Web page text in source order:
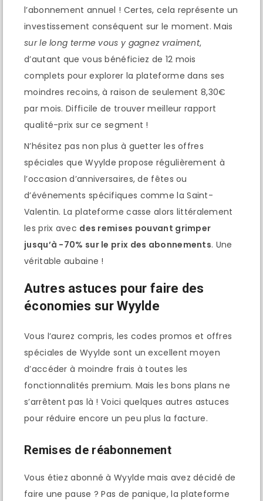
l’abonnement annuel ! Certes, cela représente un
investissement conséquent sur le moment. Mais
sur le long terme vous y gagnez vraiment,
d’autant que vous bénéficiez de 12 mois
complets pour explorer la plateforme dans ses
moindres recoins, à raison de seulement 8,30€
par mois. Difficile de trouver meilleur rapport
qualité-prix sur ce segment !
N’hésitez pas non plus à guetter les offres
spéciales que Wyylde propose régulièrement à
l’occasion d’anniversaires, de fêtes ou
d’événements spécifiques comme la Saint-
Valentin. La plateforme casse alors littéralement
les prix avec des remises pouvant grimper
jusqu’à -70% sur le prix des abonnements. Une
véritable aubaine !
Autres astuces pour faire des
économies sur Wyylde
Vous l’aurez compris, les codes promos et offres
spéciales de Wyylde sont un excellent moyen
d’accéder à moindre frais à toutes les
fonctionnalités premium. Mais les bons plans ne
s’arrêtent pas là ! Voici quelques autres astuces
pour réduire encore un peu plus la facture.
Remises de réabonnement
Vous étiez abonné à Wyylde mais avez décidé de
faire une pause ? Pas de panique, la plateforme